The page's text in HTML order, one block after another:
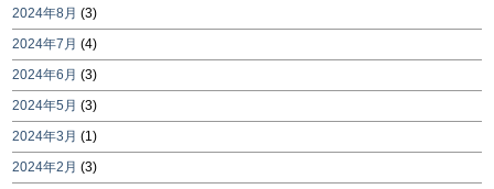
2024年8月 (3)
2024年7月 (4)
2024年6月 (3)
2024年5月 (3)
2024年3月 (1)
2024年2月 (3)